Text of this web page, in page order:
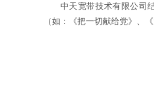
中天宽带技术有限公司
（如：《把一切献给党》、